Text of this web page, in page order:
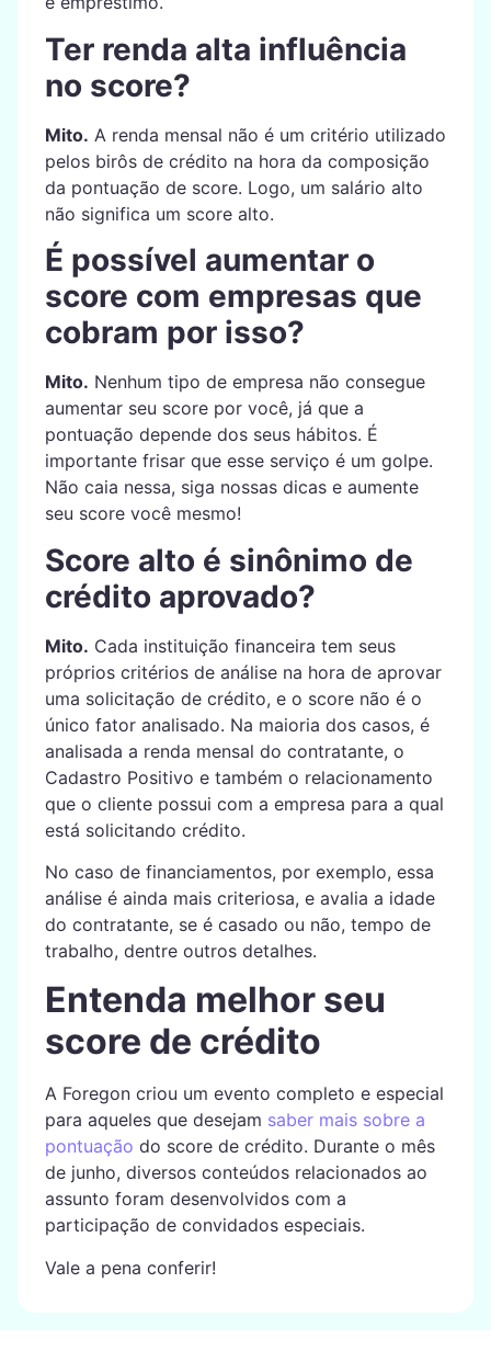
Ter renda alta influência
no score?
Mito. A renda mensal não é um critério utilizado
pelos birôs de crédito na hora da composição
da pontuação de score. Logo, um salário alto
não significa um score alto.
É possível aumentar o
score com empresas que
cobram por isso?
Mito. Nenhum tipo de empresa não consegue
aumentar seu score por você, já que a
pontuação depende dos seus hábitos. É
importante frisar que esse serviço é um golpe.
Não caia nessa, siga nossas dicas e aumente
seu score você mesmo!
Score alto é sinônimo de
crédito aprovado?
Mito. Cada instituição financeira tem seus
próprios critérios de análise na hora de aprovar
uma solicitação de crédito, e o score não é o
único fator analisado. Na maioria dos casos, é
analisada a renda mensal do contratante, o
Cadastro Positivo e também o relacionamento
que o cliente possui com a empresa para a qual
está solicitando crédito.
No caso de financiamentos, por exemplo, essa
análise é ainda mais criteriosa, e avalia a idade
do contratante, se é casado ou não, tempo de
trabalho, dentre outros detalhes.
Entenda melhor seu
score de crédito
A Foregon criou um evento completo e especial
para aqueles que desejam saber mais sobre a
pontuação do score de crédito. Durante o mês
de junho, diversos conteúdos relacionados ao
assunto foram desenvolvidos com a
participação de convidados especiais.
Vale a pena conferir!